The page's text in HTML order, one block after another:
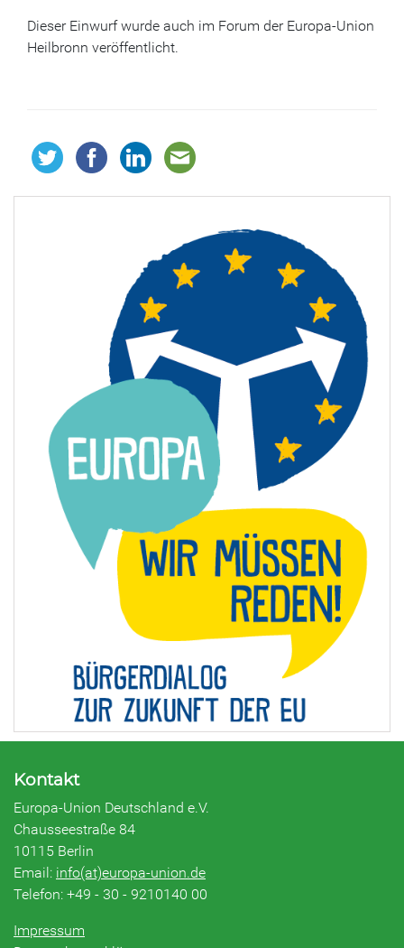
Dieser Einwurf wurde auch im Forum der Europa-Union
Heilbronn veröffentlicht.
Kontakt
Europa-Union Deutschland e.V.
Chausseestraße 84
10115 Berlin
Email: info(at)europa-union.de
Telefon: +49 - 30 - 9210140 00
Impressum